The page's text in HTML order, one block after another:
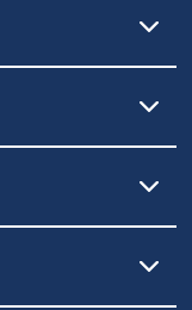
が可能です。